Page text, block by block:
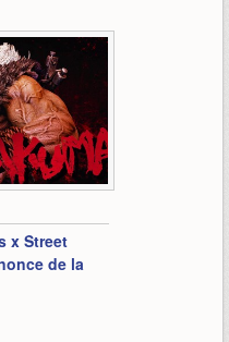
2:08
x Street
de la